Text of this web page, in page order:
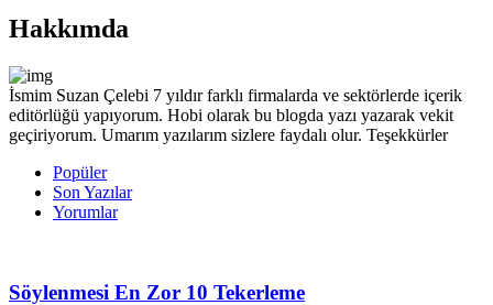
Hakkımda
İsmim Suzan Çelebi 7 yıldır farklı firmalarda ve sektörlerde içerik
editörlüğü yapıyorum. Hobi olarak bu blogda yazı yazarak vekit
geçiriyorum. Umarım yazılarım sizlere faydalı olur. Teşekkürler
Popüler
Son Yazılar
Yorumlar
Söylenmesi En Zor 10 Tekerleme